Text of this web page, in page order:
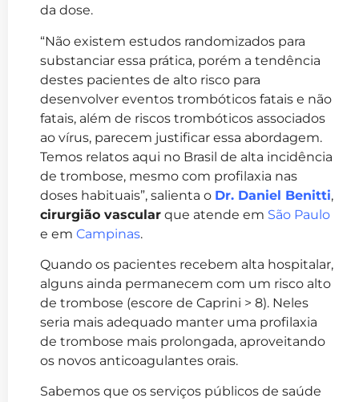
da dose.
“Não existem estudos randomizados para
substanciar essa prática, porém a tendência
destes pacientes de alto risco para
desenvolver eventos trombóticos fatais e não
fatais, além de riscos trombóticos associados
ao vírus, parecem justificar essa abordagem.
Temos relatos aqui no Brasil de alta incidência
de trombose, mesmo com profilaxia nas
doses habituais”, salienta o Dr. Daniel Benitti,
cirurgião vascular que atende em São Paulo
e em Campinas.
Quando os pacientes recebem alta hospitalar,
alguns ainda permanecem com um risco alto
de trombose (escore de Caprini > 8). Neles
seria mais adequado manter uma profilaxia
de trombose mais prolongada, aproveitando
os novos anticoagulantes orais.
Sabemos que os serviços públicos de saúde